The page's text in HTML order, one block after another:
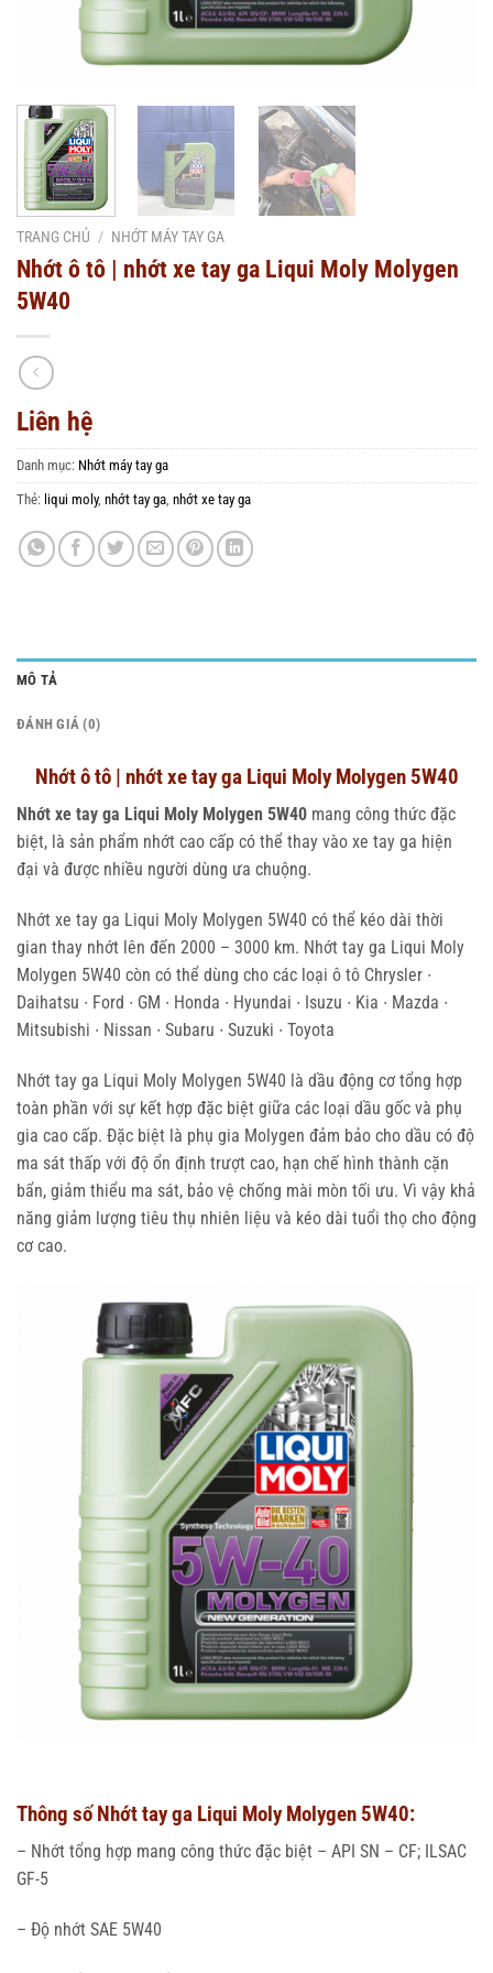
TRANG CHỦ / NHỚT MÁY TAY GA
Nhớt ô tô | nhớt xe tay ga Liqui Moly Molygen
5W40
Liên hệ
Danh mục: Nhớt máy tay ga
Thẻ: liqui moly, nhớt tay ga nhớt xe tay ga
MÔ TẢ
ĐÁNH GIÁ (0)
Nhớt ô tô | nhớt xe tay ga Liqui Moly Molygen 5W40
Nhớt xe tay ga Liqui Moly Molygen 5W40 mang công thức đặc
biệt, là sản phẩm nhớt cao cấp có thể thay vào xe tay ga hiện
đại và được nhiều người dùng ưa chuộng.
Nhớt xe tay ga Liqui Moly Molygen 5W40 có thể kéo dài thời
gian thay nhớt lên đến 2000 – 3000 km. Nhớt tay ga Liqui Moly
Molygen 5W40 còn có thể dùng cho các loại ô tô Chrysler ∙
Daihatsu ∙ Ford ∙ GM ∙ Honda ∙ Hyundai ∙ Isuzu ∙ Kia ∙ Mazda ∙
Mitsubishi ∙ Nissan ∙ Subaru ∙ Suzuki ∙ Toyota
Nhớt tay ga Liqui Moly Molygen 5W40 là dầu động cơ tổng hợp
toàn phần với sự kết hợp đặc biệt giữa các loại dầu gốc và phụ
gia cao cấp. Đặc biệt là phụ gia Molygen đảm bảo cho dầu có độ
ma sát thấp với độ ổn định trượt cao, hạn chế hình thành cặn
bẩn, giảm thiểu ma sát, bảo vệ chống mài mòn tối ưu. Vì vậy khả
năng giảm lượng tiêu thụ nhiên liệu và kéo dài tuổi thọ cho động
cơ cao.
Thông số Nhớt tay ga Liqui Moly Molygen 5W40:
– Nhớt tổng hợp mang công thức đặc biệt – API SN – CF; ILSAC
GF-5
– Độ nhớt SAE 5W40